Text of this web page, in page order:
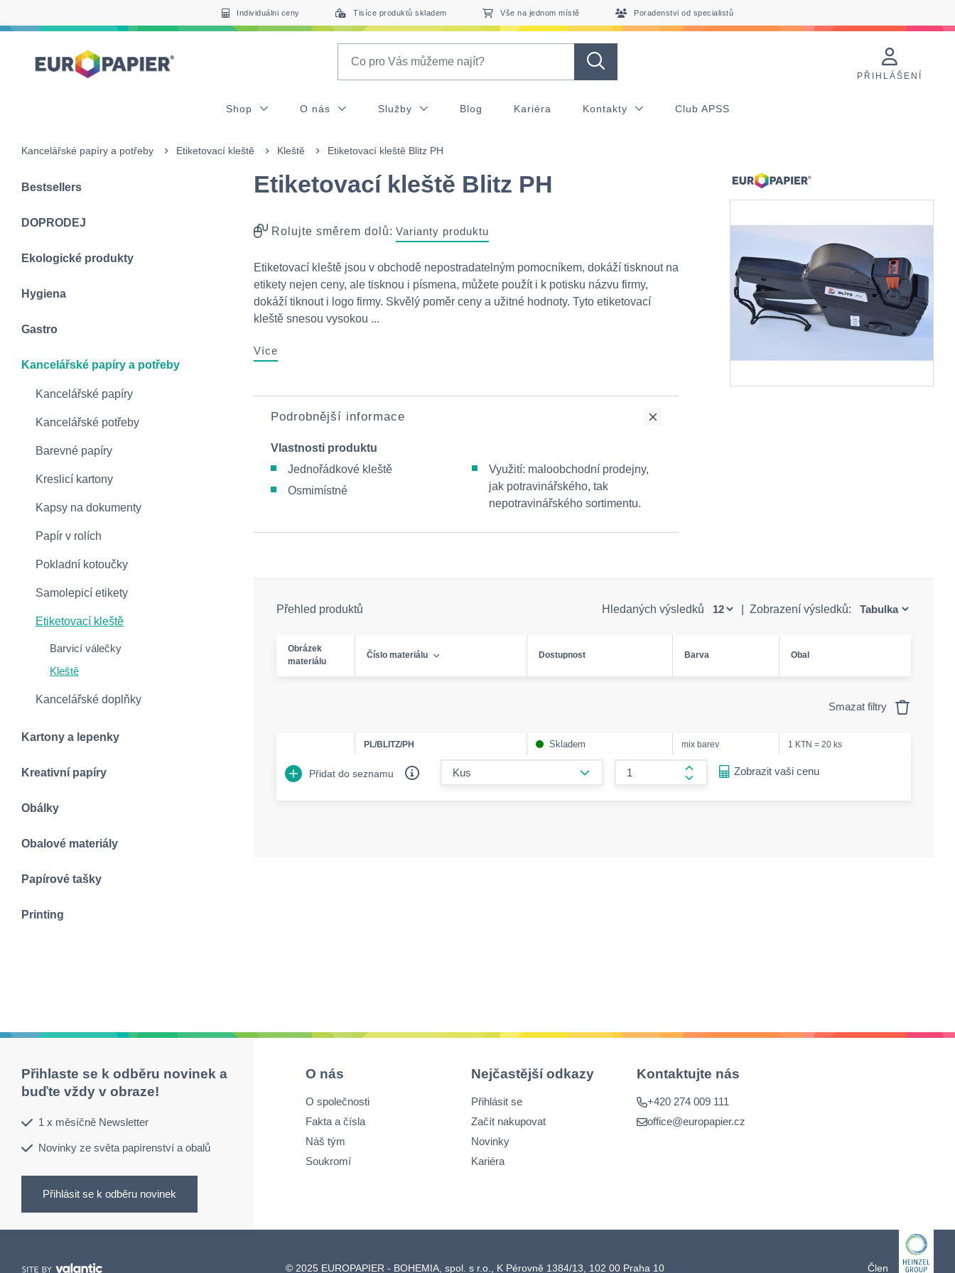
Individuálni ceny Tisíce produktů skladem Vše na jednom místě Poradenstvi od specialistů
PŘIHLÁŠENÍ
Shop O nás Služby Blog Kariéra Kontakty Club APSS
Kancelářské papíry a potřeby Etiketovací kleště Kleště Etiketovací kleště Blitz PH
Bestsellers
DOPRODEJ
Ekologické produkty
Hygiena
Gastro
Kancelářské papíry a potřeby
Kancelářské papíry
Kancelářské potřeby
Barevné papíry
Kreslicí kartony
Kapsy na dokumenty
Papír v rolích
Pokladní kotoučky
Samolepicí etikety
Etiketovací kleště
Barvicí válečky
Kleště
Kancelářské doplňky
Kartony a lepenky
Kreativní papíry
Obálky
Obalové materiály
Papírové tašky
Printing
Etiketovací kleště Blitz PH
Rolujte směrem dolů: Varianty produktu
Etiketovací kleště jsou v obchodě nepostradatelným pomocníkem, dokáží tisknout na
etikety nejen ceny, ale tisknou i písmena, můžete použít i k potisku názvu firmy,
dokáží tiknout i logo firmy. Skvělý poměr ceny a užitné hodnoty. Tyto etiketovací
kleště snesou vysokou ...
Více
Podrobnější informace
Vlastnosti produktu
Jednořádkové kleště
Osmimístné
Využití: maloobchodní prodejny,
jak potravinářského, tak
nepotravinářského sortimentu.
Přehled produktů Hledaných výsledků Zobrazení výsledků:
Obrázek
materiálu
Číslo materiálu Dostupnost Barva Obal
Smazat filtry
PL/BLITZ/PH Skladem mix barev 1 KTN = 20 ks
Přidat do seznamu
form.increase-amount
Zobrazit vaši cenu
Přihlaste se k odběru novinek a
buďte vždy v obraze!
1 x měsíčně Newsletter
Novinky ze světa papírenství a obalů
Přihlásit se k odběru novinek
O nás
O společnosti
Fakta a čísla
Náš tým
Soukromí
Nejčastější odkazy
Přihlásit se
Začít nakupovat
Novinky
Kariéra
Kontaktujte nás
+420 274 009 111
office@europapier.cz
© 2025 EUROPAPIER - BOHEMIA, spol. s r.o., K Pérovně 1384/13, 102 00 Praha 10 Člen